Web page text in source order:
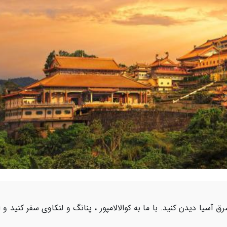
آسیا دیدن کنید. با ما به کوالالامپور ، پنانگ و لنکاوی سفر کنید و